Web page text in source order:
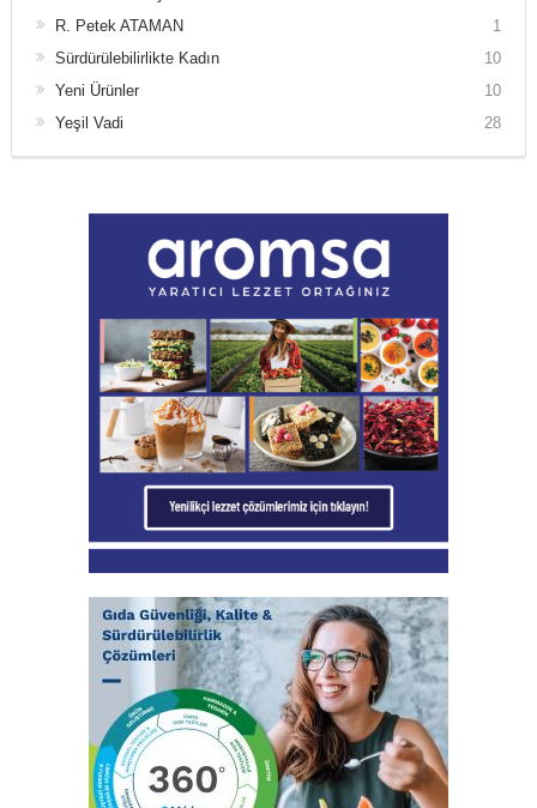
R. Petek ATAMAN
1
Sürdürülebilirlikte Kadın
10
Yeni Ürünler
10
Yeşil Vadi
28